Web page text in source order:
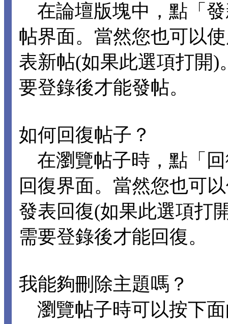
在論壇版塊中，點「
帖界面。當然您也可以
表新帖(如果此選項打開
要登錄後才能發帖。
如何回復帖子？
在瀏覽帖子時，點「
回復界面。當然您也可
發表回復(如果此選項打
需要登錄後才能回復。
我能夠刪除主題嗎？
瀏覽帖子時可以按下